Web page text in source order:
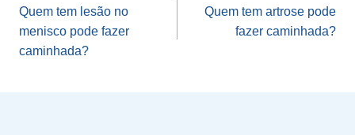
de
Post
Quem tem lesão no
menisco pode fazer
caminhada?
Quem tem artrose pode
fazer caminhada?